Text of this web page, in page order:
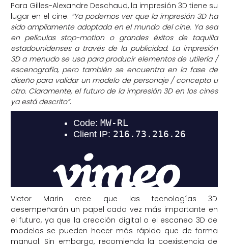
Para Gilles-Alexandre Deschaud, la impresión 3D tiene su
lugar en el cine: “Ya podemos ver que la impresión 3D ha
sido ampliamente adoptada en el mundo del cine. Ya sea
en películas stop-motion o grandes éxitos de taquilla
estadounidenses a través de la publicidad. La impresión
3D a menudo se usa para producir elementos de utilería /
escenografía, pero también se encuentra en la fase de
diseño para validar un modelo de personaje / concepto u
otro. Claramente, el futuro de la impresión 3D en los cines
ya está descrito”.
Victor Marin cree que las tecnologías 3D
desempeñarán un papel cada vez más importante en
el futuro, ya que la creación digital o el escaneo 3D de
modelos se pueden hacer más rápido que de forma
manual. Sin embargo, recomienda la coexistencia de